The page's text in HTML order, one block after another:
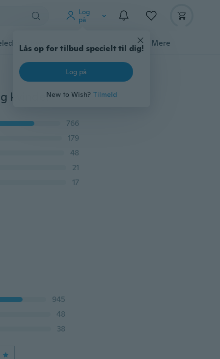
Log
på
Lås op for tilbud specielt til dig!
Log på
New to Wish? Tilmeld
Gadgets Værktøj Mere
kvinder
766
179
48
21
17
945
48
38